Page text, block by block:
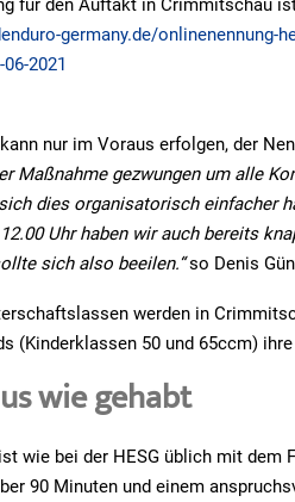
germany.de/onlinenennung-
2021
nur im Voraus erfolgen, der
Maßnahme gezwungen um alle
dies organisatorisch einfacher
Uhr haben wir auch bereits
sich also beeilen.“so Denis
werden in
(Kinderklassen 50 und 65ccm)
wie gehabt
wie bei der HESG üblich mit dem
90 Minuten und einem